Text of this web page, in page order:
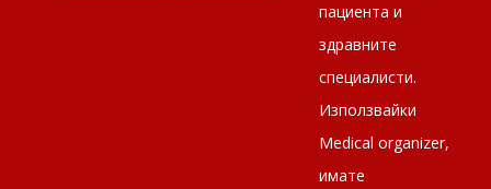
пациента и
здравните
специалисти.
Използвайки
Medical оrganizer,
имате